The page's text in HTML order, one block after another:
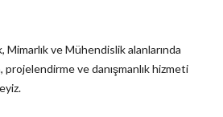
Mimarlık ve Mühendislik alanlarında
projelendirme ve danışmanlık hizmeti